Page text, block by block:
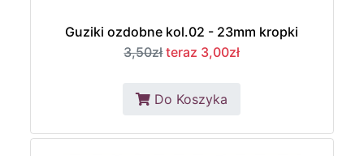
Guziki ozdobne kol.02 - 23mm kropki
3,50zł teraz 3,00zł
Do Koszyka